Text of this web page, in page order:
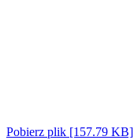
Pobierz plik [157.79 KB]